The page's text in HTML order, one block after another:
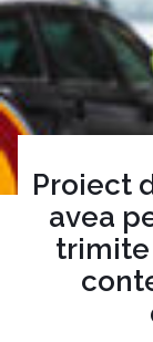
Proiect
avea
trimite